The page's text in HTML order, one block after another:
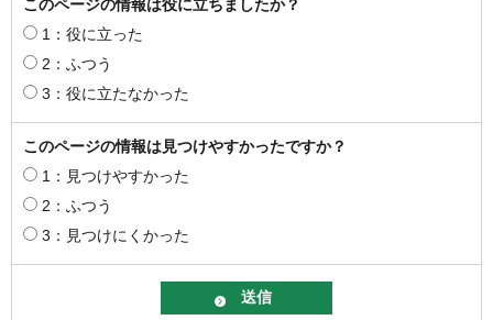
このページの情報は役に立ちましたか？
1：役に立った
2：ふつう
3：役に立たなかった
このページの情報は見つけやすかったですか？
1：見つけやすかった
2：ふつう
3：見つけにくかった